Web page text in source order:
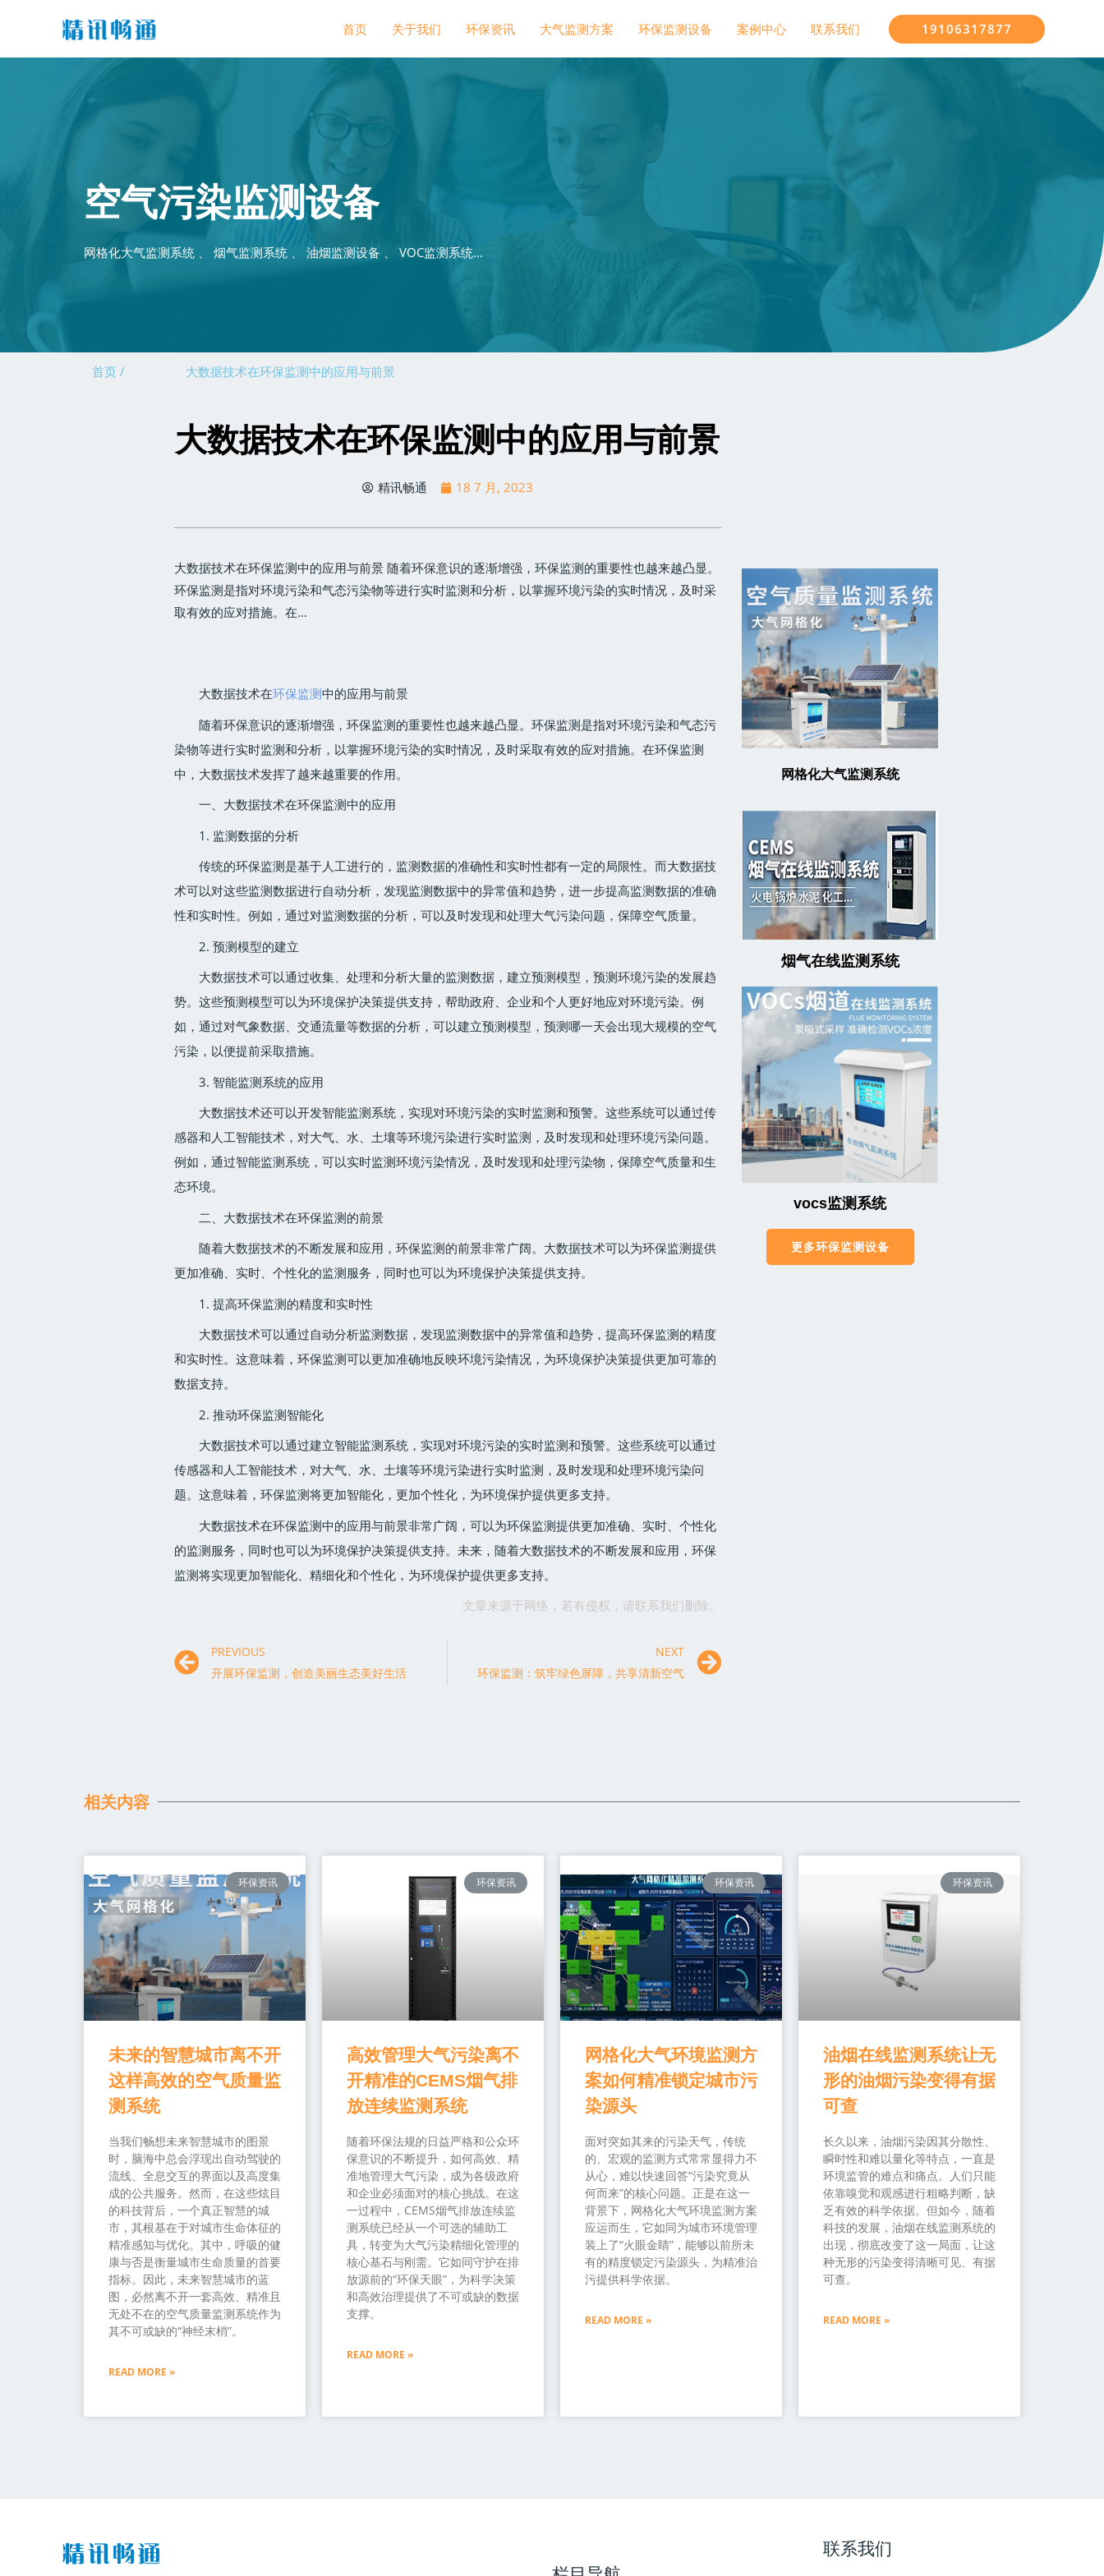
首页 关于我们 环保资讯 大气监测方案 环保监测设备 案例中心 联系我们 19106317877
空气污染监测设备
网格化大气监测系统 、 烟气监测系统 、 油烟监测设备 、 VOC监测系统…
首页 / 大数据技术在环保监测中的应用与前景
大数据技术在环保监测中的应用与前景
精讯畅通 18 7 月, 2023
大数据技术在环保监测中的应用与前景 随着环保意识的逐渐增强，环保监测的重要性也越来越凸显。
环保监测是指对环境污染和气态污染物等进行实时监测和分析，以掌握环境污染的实时情况，及时采
取有效的应对措施。在...
大数据技术在环保监测中的应用与前景
随着环保意识的逐渐增强，环保监测的重要性也越来越凸显。环保监测是指对环境污染和气态污
染物等进行实时监测和分析，以掌握环境污染的实时情况，及时采取有效的应对措施。在环保监测
中，大数据技术发挥了越来越重要的作用。
一、大数据技术在环保监测中的应用
1. 监测数据的分析
传统的环保监测是基于人工进行的，监测数据的准确性和实时性都有一定的局限性。而大数据技
术可以对这些监测数据进行自动分析，发现监测数据中的异常值和趋势，进一步提高监测数据的准确
性和实时性。例如，通过对监测数据的分析，可以及时发现和处理大气污染问题，保障空气质量。
2. 预测模型的建立
大数据技术可以通过收集、处理和分析大量的监测数据，建立预测模型，预测环境污染的发展趋
势。这些预测模型可以为环境保护决策提供支持，帮助政府、企业和个人更好地应对环境污染。例
如，通过对气象数据、交通流量等数据的分析，可以建立预测模型，预测哪一天会出现大规模的空气
污染，以便提前采取措施。
3. 智能监测系统的应用
大数据技术还可以开发智能监测系统，实现对环境污染的实时监测和预警。这些系统可以通过传
感器和人工智能技术，对大气、水、土壤等环境污染进行实时监测，及时发现和处理环境污染问题。
例如，通过智能监测系统，可以实时监测环境污染情况，及时发现和处理污染物，保障空气质量和生
态环境。
二、大数据技术在环保监测的前景
随着大数据技术的不断发展和应用，环保监测的前景非常广阔。大数据技术可以为环保监测提供
更加准确、实时、个性化的监测服务，同时也可以为环境保护决策提供支持。
1. 提高环保监测的精度和实时性
大数据技术可以通过自动分析监测数据，发现监测数据中的异常值和趋势，提高环保监测的精度
和实时性。这意味着，环保监测可以更加准确地反映环境污染情况，为环境保护决策提供更加可靠的
数据支持。
2. 推动环保监测智能化
大数据技术可以通过建立智能监测系统，实现对环境污染的实时监测和预警。这些系统可以通过
传感器和人工智能技术，对大气、水、土壤等环境污染进行实时监测，及时发现和处理环境污染问
题。这意味着，环保监测将更加智能化，更加个性化，为环境保护提供更多支持。
大数据技术在环保监测中的应用与前景非常广阔，可以为环保监测提供更加准确、实时、个性化
的监测服务，同时也可以为环境保护决策提供支持。未来，随着大数据技术的不断发展和应用，环保
监测将实现更加智能化、精细化和个性化，为环境保护提供更多支持。
文章来源于网络，若有侵权，请联系我们删除。
PREVIOUS
开展环保监测，创造美丽生态美好生活
NEXT
环保监测：筑牢绿色屏障，共享清新空气
网格化大气监测系统
烟气在线监测系统
vocs监测系统
更多环保监测设备
相关内容
环保资讯
未来的智慧城市离不开
这样高效的空气质量监
测系统
当我们畅想未来智慧城市的图景
时，脑海中总会浮现出自动驾驶的
流线、全息交互的界面以及高度集
成的公共服务。然而，在这些炫目
的科技背后，一个真正智慧的城
市，其根基在于对城市生命体征的
精准感知与优化。其中，呼吸的健
康与否是衡量城市生命质量的首要
指标。因此，未来智慧城市的蓝
图，必然离不开一套高效、精准且
无处不在的空气质量监测系统作为
其不可或缺的“神经末梢”。
READ MORE »
环保资讯
高效管理大气污染离不
开精准的CEMS烟气排
放连续监测系统
随着环保法规的日益严格和公众环
保意识的不断提升，如何高效、精
准地管理大气污染，成为各级政府
和企业必须面对的核心挑战。在这
一过程中，CEMS烟气排放连续监
测系统已经从一个可选的辅助工
具，转变为大气污染精细化管理的
核心基石与刚需。它如同守护在排
放源前的“环保天眼”，为科学决策
和高效治理提供了不可或缺的数据
支撑。
READ MORE »
环保资讯
网格化大气环境监测方
案如何精准锁定城市污
染源头
面对突如其来的污染天气，传统
的、宏观的监测方式常常显得力不
从心，难以快速回答“污染究竟从
何而来”的核心问题。正是在这一
背景下，网格化大气环境监测方案
应运而生，它如同为城市环境管理
装上了“火眼金睛”，能够以前所未
有的精度锁定污染源头，为精准治
污提供科学依据。
READ MORE »
环保资讯
油烟在线监测系统让无
形的油烟污染变得有据
可查
长久以来，油烟污染因其分散性、
瞬时性和难以量化等特点，一直是
环境监管的难点和痛点。人们只能
依靠嗅觉和观感进行粗略判断，缺
乏有效的科学依据。但如今，随着
科技的发展，油烟在线监测系统的
出现，彻底改变了这一局面，让这
种无形的污染变得清晰可见、有据
可查。
READ MORE »
联系我们